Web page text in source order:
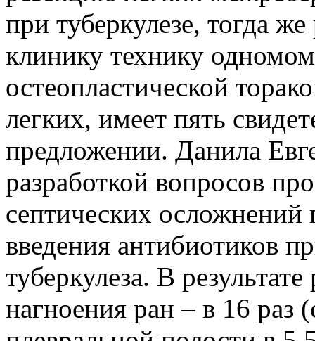
при туберкулезе, тогда
клинику технику
остеопластической
легких, имеет пять
предложении. Данила
разработкой вопросов
септических
введения антибиотиков
туберкулеза. В
нагноения ран – в 16